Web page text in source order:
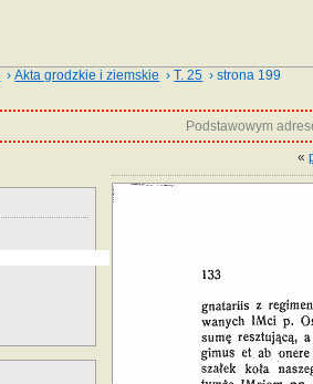
›Akta grodzkie i ziemskie ›T. 25 › strona 199
Podstawowym
«